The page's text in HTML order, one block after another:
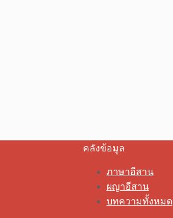
คลังข้อมูล
ภาษาอีสาน
ผญาอีสาน
บทความทั้งหมด